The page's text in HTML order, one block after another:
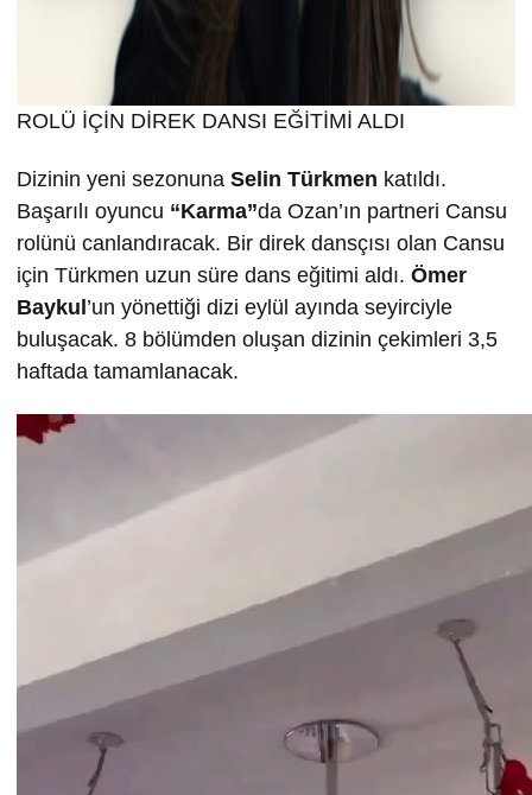
ROLÜ İÇİN DİREK DANSI EĞİTİMİ ALDI
Dizinin yeni sezonuna Selin Türkmen katıldı.
Başarılı oyuncu “Karma”da Ozan’ın partneri Cansu
rolünü canlandıracak. Bir direk dansçısı olan Cansu
için Türkmen uzun süre dans eğitimi aldı. Ömer
Baykul ’un yönettiği dizi eylül ayında seyirciyle
buluşacak. 8 bölümden oluşan dizinin çekimleri 3,5
haftada tamamlanacak.